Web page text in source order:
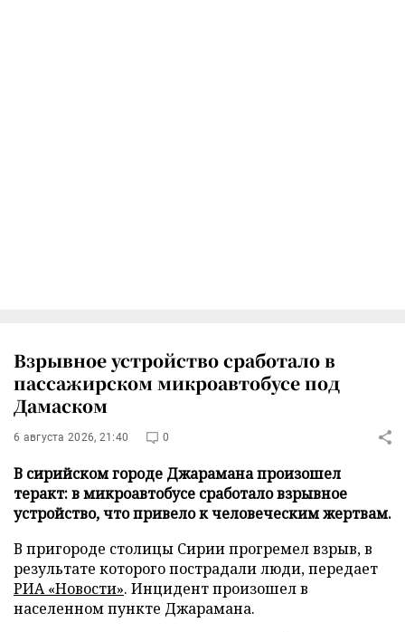
Взрывное устройство сработало в
пассажирском микроавтобусе под
Дамаском
6 августа 2026, 21:40 0
В сирийском городе Джарамана произошел
теракт: в микроавтобусе сработало взрывное
устройство, что привело к человеческим жертвам.
В пригороде столицы Сирии прогремел взрыв, в
результате которого пострадали люди, передает
РИА «Новости». Инцидент произошел в
населенном пункте Джарамана.